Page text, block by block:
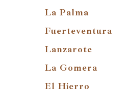
La Palma
Fuerteventura
Lanzarote
La Gomera
El Hierro